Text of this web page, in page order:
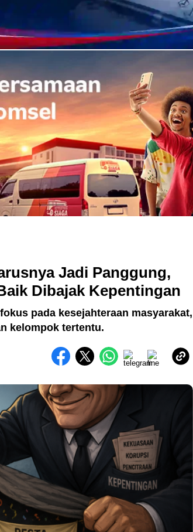
Jadi Panggung,
Dibajak Kepentingan
pada kesejahteraan masyarakat,
kelompok tertentu.